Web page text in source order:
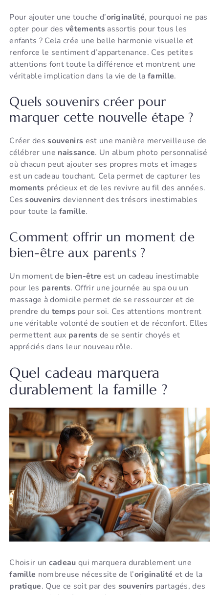
Pour ajouter une touche d’originalité, pourquoi ne pas
opter pour des vêtementsassortis pour tous les
enfants ? Cela crée une belle harmonie visuelle et
renforce le sentiment d’appartenance. Ces petites
attentions font toute la différence et montrent une
véritable implication dans la vie de la famille.
Quels souvenirs créer pour
marquer cette nouvelle étape ?
Créer dessouvenirs est une manière merveilleuse de
célébrer une naissance. Un album photo personnalisé
où chacun peut ajouter ses propres mots et images
est un cadeau touchant. Cela permet de capturer les
moments précieux et de les revivre au fil des années.
Cessouvenirs deviennent des trésors inestimables
pour toute la famille.
Comment offrir un moment de
bien-être aux parents ?
Un moment de bien-être est un cadeau inestimable
pour les parents. Offrir une journée au spa ou un
massage à domicile permet de se ressourcer et de
prendre du temps pour soi. Ces attentions montrent
une véritable volonté de soutien et de réconfort. Elles
permettent aux parents de se sentir choyés et
appréciés dans leur nouveau rôle.
Quel cadeau marquera
durablement la famille ?
Choisir un cadeau qui marquera durablement une
famille nombreuse nécessite de l’originalité et de la
pratique. Que ce soit par des souvenirs partagés, des